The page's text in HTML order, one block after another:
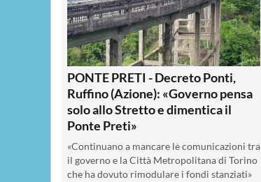
PONTE PRETI - Decreto Ponti,
Ruffino (Azione): «Governo pensa
solo allo Stretto e dimentica il
Ponte Preti»
«Continuano a mancare le comunicazioni tra
il governo e la Città Metropolitana di Torino
che ha dovuto rimodulare i fondi stanziati»